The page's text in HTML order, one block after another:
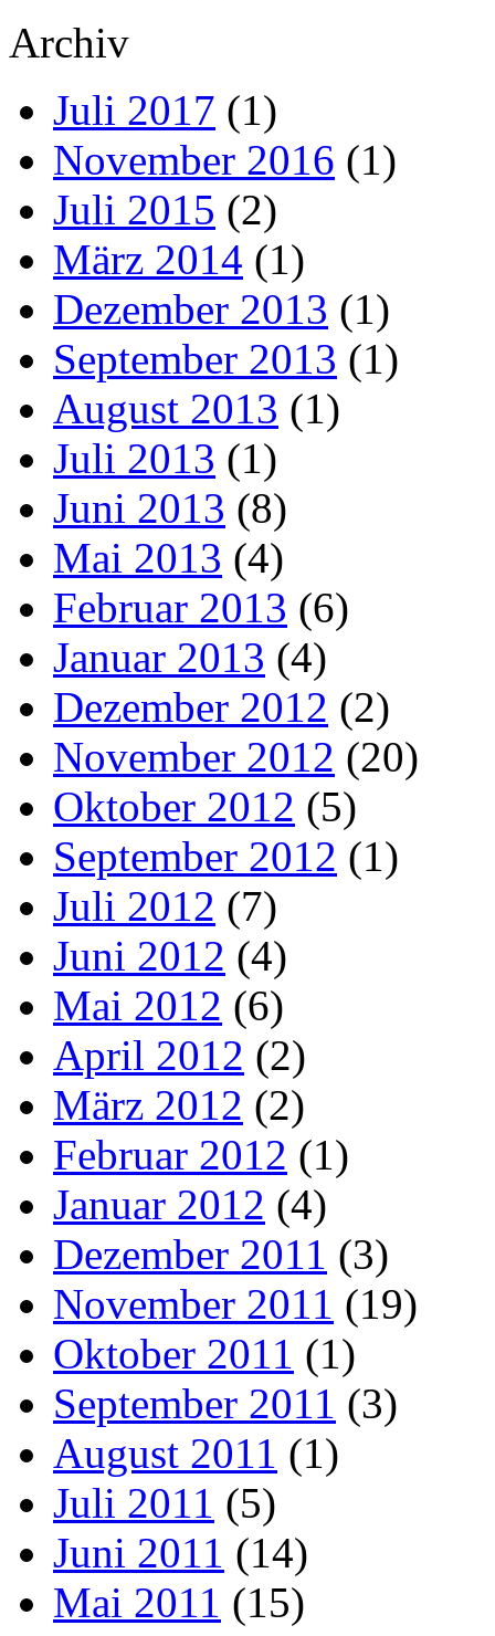
Archiv
Juli 2017 (1)
November 2016 (1)
Juli 2015 (2)
März 2014 (1)
Dezember 2013 (1)
September 2013 (1)
August 2013 (1)
Juli 2013 (1)
Juni 2013 (8)
Mai 2013 (4)
Februar 2013 (6)
Januar 2013 (4)
Dezember 2012 (2)
November 2012 (20)
Oktober 2012 (5)
September 2012 (1)
Juli 2012 (7)
Juni 2012 (4)
Mai 2012 (6)
April 2012 (2)
März 2012 (2)
Februar 2012 (1)
Januar 2012 (4)
Dezember 2011 (3)
November 2011 (19)
Oktober 2011 (1)
September 2011 (3)
August 2011 (1)
Juli 2011 (5)
Juni 2011 (14)
Mai 2011 (15)